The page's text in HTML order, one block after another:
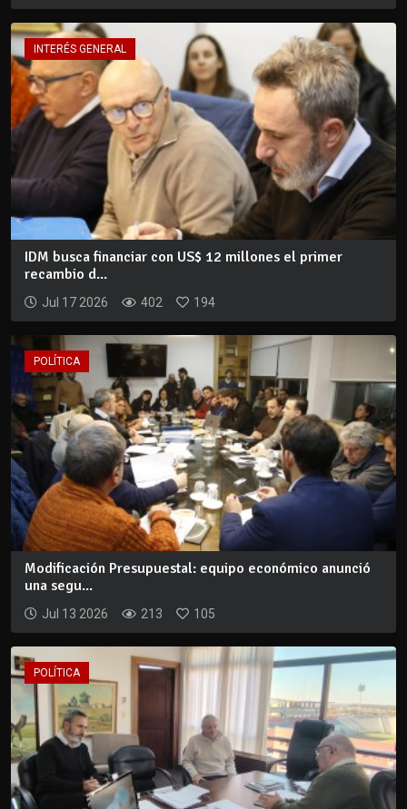
INTERÉS GENERAL
IDM busca financiar con US$ 12 millones el primer
recambio d...
Jul 17 2026 402 194
POLÍTICA
Modificación Presupuestal: equipo económico anunció
una segu...
Jul 13 2026 213 105
POLÍTICA